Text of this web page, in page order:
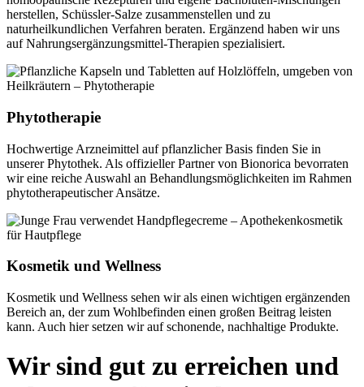
herstellen, Schüssler-Salze zusammenstellen und zu
naturheilkundlichen Verfahren beraten. Ergänzend haben wir uns
auf Nahrungsergänzungsmittel-Therapien spezialisiert.
Phytotherapie
Hochwertige Arzneimittel auf pflanzlicher Basis finden Sie in
unserer Phytothek. Als offizieller Partner von Bionorica bevorraten
wir eine reiche Auswahl an Behandlungsmöglichkeiten im Rahmen
phytotherapeutischer Ansätze.
Kosmetik und Wellness
Kosmetik und Wellness sehen wir als einen wichtigen ergänzenden
Bereich an, der zum Wohlbefinden einen großen Beitrag leisten
kann. Auch hier setzen wir auf schonende, nachhaltige Produkte.
Wir sind gut zu er­reich­en und